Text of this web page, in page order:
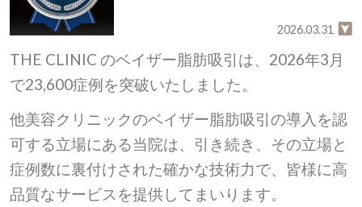
2026.03.31
THE CLINIC のベイザー脂肪吸引は、2026年3月
で23,600症例を突破いたしました。
他美容クリニックのベイザー脂肪吸引の導入を認
可する立場にある当院は、引き続き、その立場と
症例数に裏付けされた確かな技術力で、皆様に高
品質なサービスを提供してまいります。